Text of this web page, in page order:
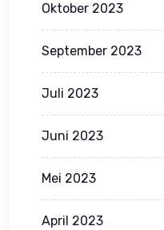
Oktober 2023
September 2023
Juli 2023
Juni 2023
Mei 2023
April 2023